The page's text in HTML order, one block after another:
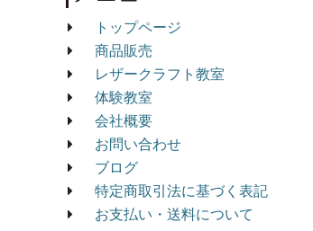
トップページ
商品販売
レザークラフト教室
体験教室
会社概要
お問い合わせ
ブログ
特定商取引法に基づく表記
お支払い・送料について